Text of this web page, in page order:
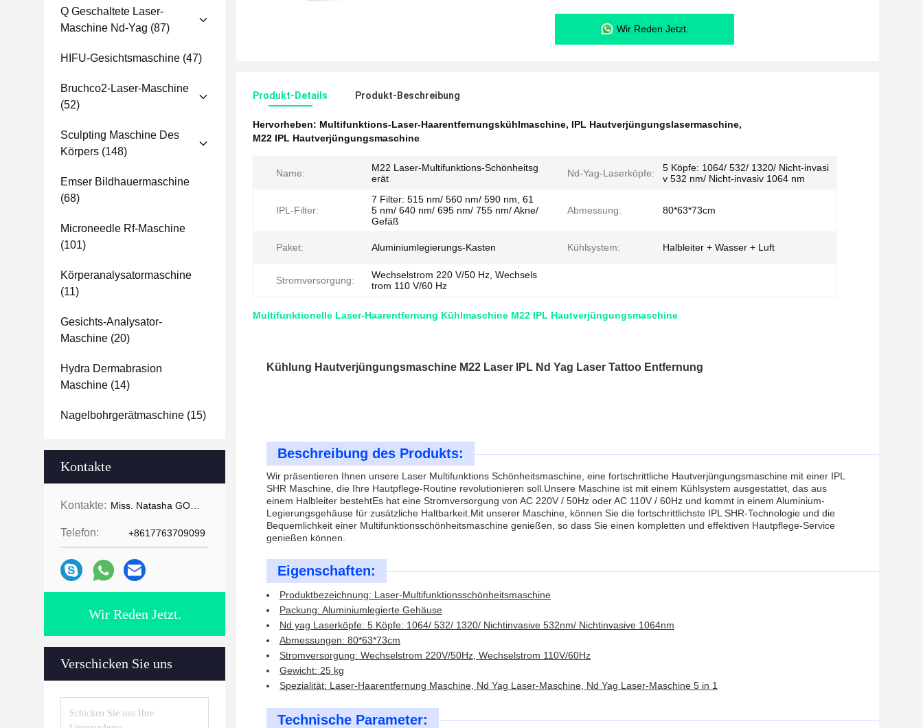
Q Geschaltete Laser-
Maschine Nd-Yag (87)
HIFU-Gesichtsmaschine (47)
Bruchco2-Laser-Maschine
(52)
Sculpting Maschine Des
Körpers (148)
Emser Bildhauermaschine
(68)
Microneedle Rf-Maschine
(101)
Körperanalysatormaschine
(11)
Gesichts-Analysator-
Maschine (20)
Hydra Dermabrasion
Maschine (14)
Nagelbohrgerätmaschine (15)
Kontakte
Kontakte:
Telefon: +8617763709099
Wir Reden Jetzt.
Verschicken Sie uns
Wir Reden Jetzt.
Produkt-Details Produkt-Beschreibung
Hervorheben: Multifunktions-Laser-Haarentfernungskühlmaschine, IPL Hautverjüngungslasermaschine,
M22 IPL Hautverjüngungsmaschine
Name:
M22 Laser-Multifunktions-Schönheitsg
erät
Nd-Yag-Laserköpfe:
5 Köpfe: 1064/ 532/ 1320/ Nicht-invasi
v 532 nm/ Nicht-invasiv 1064 nm
IPL-Filter:
7 Filter: 515 nm/ 560 nm/ 590 nm, 61
5 nm/ 640 nm/ 695 nm/ 755 nm/ Akne/
Gefäß
Abmessung: 80*63*73cm
Paket: Aluminiumlegierungs-Kasten Kühlsystem: Halbleiter + Wasser + Luft
Stromversorgung:
Wechselstrom 220 V/50 Hz, Wechsels
trom 110 V/60 Hz
Multifunktionelle Laser-Haarentfernung Kühlmaschine M22 IPL Hautverjüngungsmaschine
Kühlung Hautverjüngungsmaschine M22 Laser IPL Nd Yag Laser Tattoo Entfernung
Beschreibung des Produkts:
Wir präsentieren Ihnen unsere Laser Multifunktions Schönheitsmaschine, eine fortschrittliche Hautverjüngungsmaschine mit einer IPL
SHR Maschine, die Ihre Hautpflege-Routine revolutionieren soll.Unsere Maschine ist mit einem Kühlsystem ausgestattet, das aus
einem Halbleiter bestehtEs hat eine Stromversorgung von AC 220V / 50Hz oder AC 110V / 60Hz und kommt in einem Aluminium-
Legierungsgehäuse für zusätzliche Haltbarkeit.Mit unserer Maschine, können Sie die fortschrittlichste IPL SHR-Technologie und die
Bequemlichkeit einer Multifunktionsschönheitsmaschine genießen, so dass Sie einen kompletten und effektiven Hautpflege-Service
genießen können.
Eigenschaften:
Produktbezeichnung: Laser-Multifunktionsschönheitsmaschine
Packung: Aluminiumlegierte Gehäuse
Nd yag Laserköpfe: 5 Köpfe: 1064/ 532/ 1320/ Nichtinvasive 532nm/ Nichtinvasive 1064nm
Abmessungen: 80*63*73cm
Stromversorgung: Wechselstrom 220V/50Hz, Wechselstrom 110V/60Hz
Gewicht: 25 kg
Spezialität: Laser-Haarentfernung Maschine, Nd Yag Laser-Maschine, Nd Yag Laser-Maschine 5 in 1
Technische Parameter: